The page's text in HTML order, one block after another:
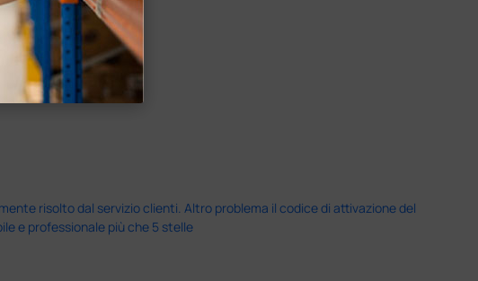
risolto dal servizio clienti. Altro problema il codice di attivazione del
e professionale più che 5 stelle